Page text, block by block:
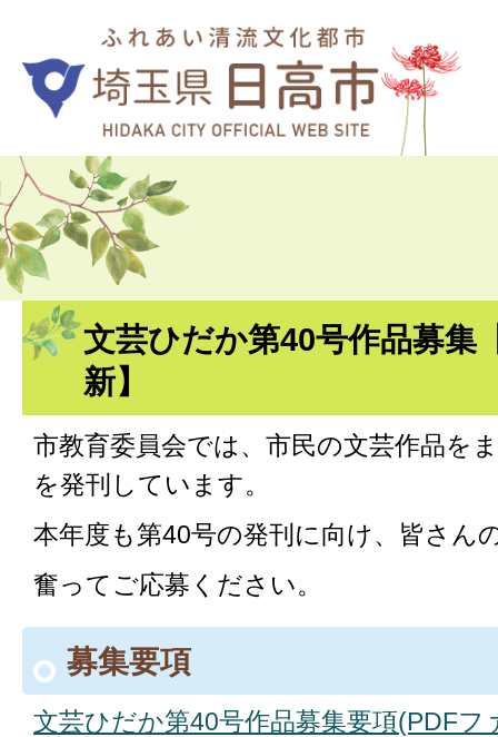
文芸ひだか第40号作品募集
新】
市教育委員会では、市民の文芸作品を
を発刊しています。
本年度も第40号の発刊に向け、皆さん
奮ってご応募ください。
募集要項
文芸ひだか第40号作品募集要項(PDFフ